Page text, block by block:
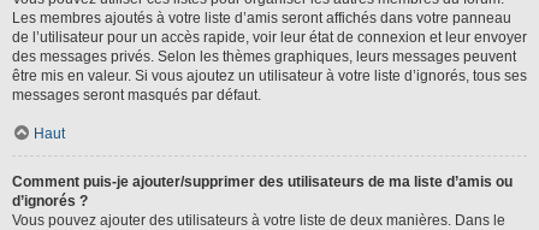
Les membres ajoutés à votre liste d’amis seront affichés dans votre panneau
de l’utilisateur pour un accès rapide, voir leur état de connexion et leur envoyer
des messages privés. Selon les thèmes graphiques, leurs messages peuvent
être mis en valeur. Si vous ajoutez un utilisateur à votre liste d’ignorés, tous ses
messages seront masqués par défaut.
Haut
Comment puis-je ajouter/supprimer des utilisateurs de ma liste d’amis ou
d’ignorés ?
Vous pouvez ajouter des utilisateurs à votre liste de deux manières. Dans le